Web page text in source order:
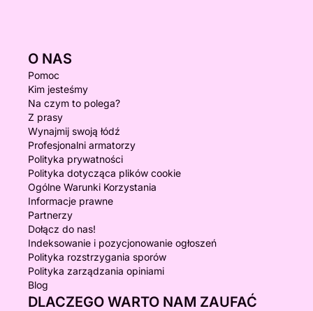
O NAS
Pomoc
Kim jesteśmy
Na czym to polega?
Z prasy
Wynajmij swoją łódź
Profesjonalni armatorzy
Polityka prywatności
Polityka dotycząca plików cookie
Ogólne Warunki Korzystania
Informacje prawne
Partnerzy
Dołącz do nas!
Indeksowanie i pozycjonowanie ogłoszeń
Polityka rozstrzygania sporów
Polityka zarządzania opiniami
Blog
DLACZEGO WARTO NAM ZAUFAĆ